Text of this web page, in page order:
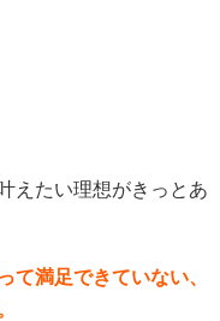
えたい理想がきっとあ
て満足できていない、